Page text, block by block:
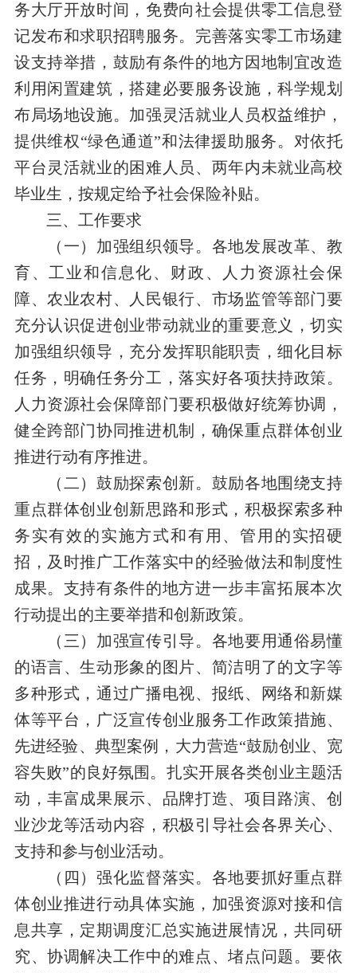
务大厅开放时间，免费向社会提供零工信息登
记发布和求职招聘服务。完善落实零工市场建
设支持举措，鼓励有条件的地方因地制宜改造
利用闲置建筑，搭建必要服务设施，科学规划
布局场地设施。加强灵活就业人员权益维护，
提供维权“绿色通道”和法律援助服务。对依托
平台灵活就业的困难人员、两年内未就业高校
毕业生，按规定给予社会保险补贴。
三、工作要求
（一）加强组织领导。各地发展改革、教
育、工业和信息化、财政、人力资源社会保
障、农业农村、人民银行、市场监管等部门要
充分认识促进创业带动就业的重要意义，切实
加强组织领导，充分发挥职能职责，细化目标
任务，明确任务分工，落实好各项扶持政策。
人力资源社会保障部门要积极做好统筹协调，
健全跨部门协同推进机制，确保重点群体创业
推进行动有序推进。
（二）鼓励探索创新。鼓励各地围绕支持
重点群体创业创新思路和形式，积极探索多种
务实有效的实施方式和有用、管用的实招硬
招，及时推广工作落实中的经验做法和制度性
成果。支持有条件的地方进一步丰富拓展本次
行动提出的主要举措和创新政策。
（三）加强宣传引导。各地要用通俗易懂
的语言、生动形象的图片、简洁明了的文字等
多种形式，通过广播电视、报纸、网络和新媒
体等平台，广泛宣传创业服务工作政策措施、
先进经验、典型案例，大力营造“鼓励创业、宽
容失败”的良好氛围。扎实开展各类创业主题活
动，丰富成果展示、品牌打造、项目路演、创
业沙龙等活动内容，积极引导社会各界关心、
支持和参与创业活动。
（四）强化监督落实。各地要抓好重点群
体创业推进行动具体实施，加强资源对接和信
息共享，定期调度汇总实施进展情况，共同研
究、协调解决工作中的难点、堵点问题。要依